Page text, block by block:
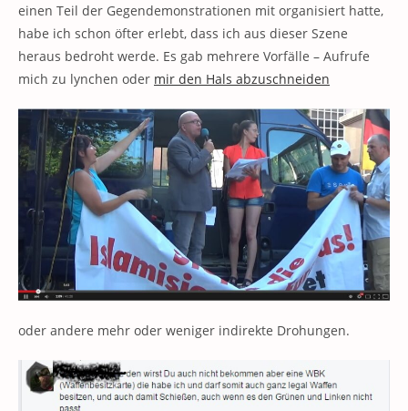
einen Teil der Gegendemonstrationen mit organisiert hatte,
habe ich schon öfter erlebt, dass ich aus dieser Szene
heraus bedroht werde. Es gab mehrere Vorfälle – Aufrufe
mich zu lynchen oder mir den Hals abzuschneiden
oder andere mehr oder weniger indirekte Drohungen.